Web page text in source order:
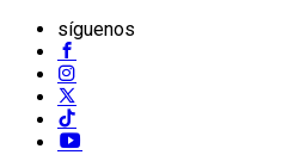
síguenos